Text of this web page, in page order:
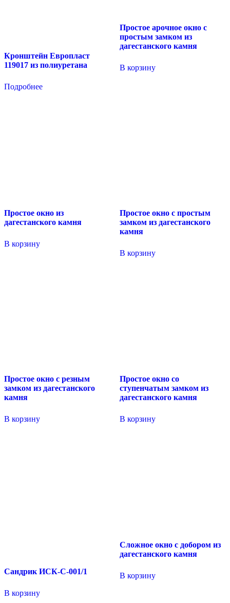
Кронштейн Европласт
119017 из полиуретана
Подробнее
Простое арочное окно с
простым замком из
дагестанского камня
В корзину
Простое окно из
дагестанского камня
В корзину
Простое окно с простым
замком из дагестанского
камня
В корзину
Простое окно с резным
замком из дагестанского
камня
В корзину
Простое окно со
ступенчатым замком из
дагестанского камня
В корзину
Сандрик ИСК-С-001/1
В корзину
Сложное окно с добором из
дагестанского камня
В корзину